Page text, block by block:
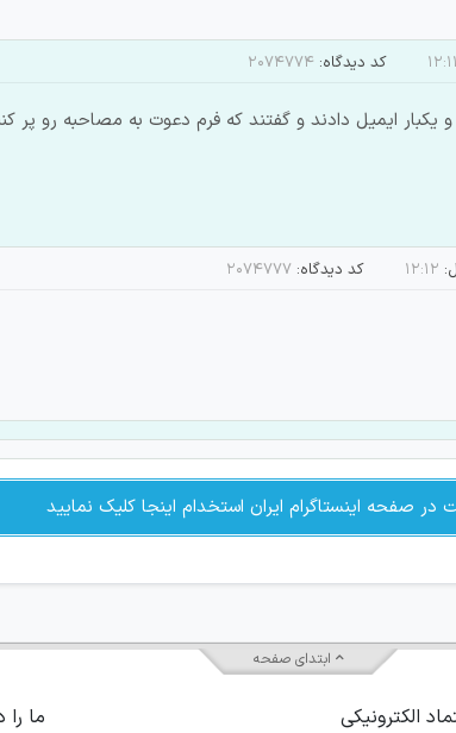
۱۲:۱۱ کد دیدگاه: ۲۰۷۴۷۷۴
دادند و گفتند پذیرفته شدید 3 برابر ظرفیت و یکبار ایمیل دادند و گفتند که فرم
۱۲:۱۲ کد دیدگاه: ۲۰۷۴۷۷۷
صفحه اینستاگرام ایران استخدام اینجا کلیک نمایید
ابتدای صفحه
الکترونیکی ما را